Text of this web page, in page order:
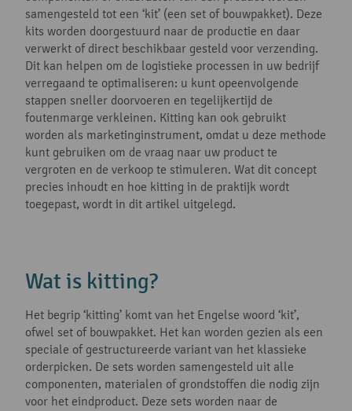
samengesteld tot een ‘kit’ (een set of bouwpakket). Deze
kits worden doorgestuurd naar de productie en daar
verwerkt of direct beschikbaar gesteld voor verzending.
Dit kan helpen om de logistieke processen in uw bedrijf
verregaand te optimaliseren: u kunt opeenvolgende
stappen sneller doorvoeren en tegelijkertijd de
foutenmarge verkleinen. Kitting kan ook gebruikt
worden als marketinginstrument, omdat u deze methode
kunt gebruiken om de vraag naar uw product te
vergroten en de verkoop te stimuleren. Wat dit concept
precies inhoudt en hoe kitting in de praktijk wordt
toegepast, wordt in dit artikel uitgelegd.
Wat is kitting?
Het begrip ‘kitting’ komt van het Engelse woord ‘kit’,
ofwel set of bouwpakket. Het kan worden gezien als een
speciale of gestructureerde variant van het klassieke
orderpicken. De sets worden samengesteld uit alle
componenten, materialen of grondstoffen die nodig zijn
voor het eindproduct. Deze sets worden naar de